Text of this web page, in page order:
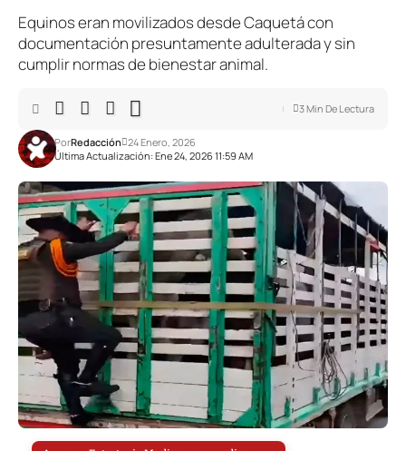
Equinos eran movilizados desde Caquetá con
documentación presuntamente adulterada y sin
cumplir normas de bienestar animal.
Última Actualización: Ene 24, 2026 11:59 AM
PorRedacción 24 Enero, 2026
3 Min De Lectura